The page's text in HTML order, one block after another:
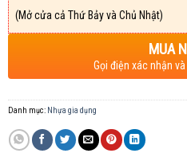
(Mở cửa cả Thứ Bảy và Chủ Nhật)
MUA
Gọi điện xác nhận
Danh mục: Nhựa gia dụng